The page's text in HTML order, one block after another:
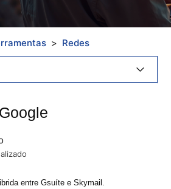
Redes
entre Gsuíte e Skymail.